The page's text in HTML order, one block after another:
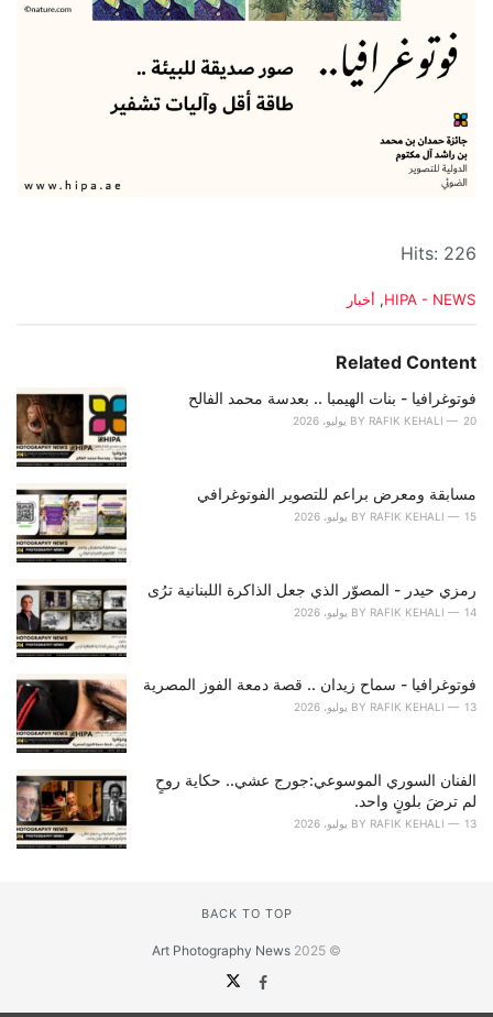
Hits: 226
C
e
o
r
:
HIPA - NEWS
, أخبار
Related Content
فوتوغرافيا - بنات الهيمبا .. بعدسة محمد الفالح
BY RAFIK KEHALI 20 يوليو، 2026
مسابقة ومعرض براعم للتصوير الفوتوغرافي
BY RAFIK KEHALI 15 يوليو، 2026
رمزي حيدر - المصوّر الذي جعل الذاكرة اللبنانية ترُى
BY RAFIK KEHALI 14 يوليو، 2026
فوتوغرافيا - سماح زيدان .. قصة دمعة الفوز المصرية
BY RAFIK KEHALI 13 يوليو، 2026
الفنان السوري الموسوعي:جورج عشي.. حكاية روحٍ
لم ترضَ بلونٍ واحد.
BY RAFIK KEHALI 13 يوليو، 2026
BACK TO TOP
© 2025
Art Photography News